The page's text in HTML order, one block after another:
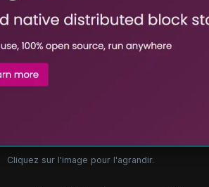
Cliquez sur l'image pour l'agrandir.